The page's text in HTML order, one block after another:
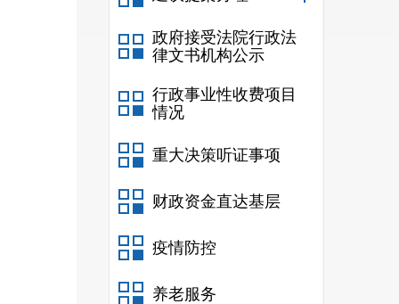
政府接受法院行政法
律文书机构公示
行政事业性收费项目
情况
重大决策听证事项
财政资金直达基层
疫情防控
养老服务